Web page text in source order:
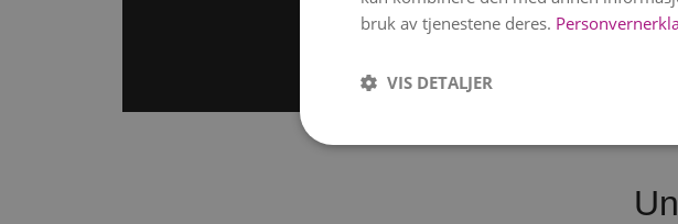
bruk av tjenestene deres.
VIS DETALJER